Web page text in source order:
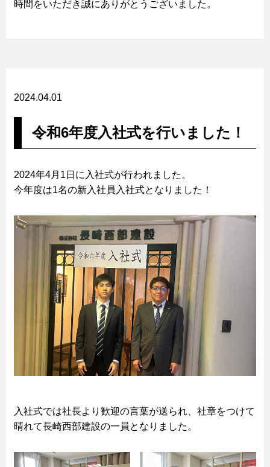
時間をいただき誠にありがとうございました。
2024.04.01
令和6年度入社式を行いました！
2024年4月1日に入社式が行われました。
今年度は1名の新入社員入社式となりました！
入社式では社長より歓迎の言葉が送られ、社章をつけて
晴れて長崎西部建設の一員となりました。